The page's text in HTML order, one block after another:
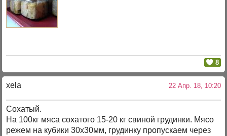
8
xela 22 Апр. 18, 10:20
Сохатый.
На 100кг мяса сохатого 15-20 кг свиной грудинки. Мясо
режем на кубики 30х30мм, грудинку пропускаем через